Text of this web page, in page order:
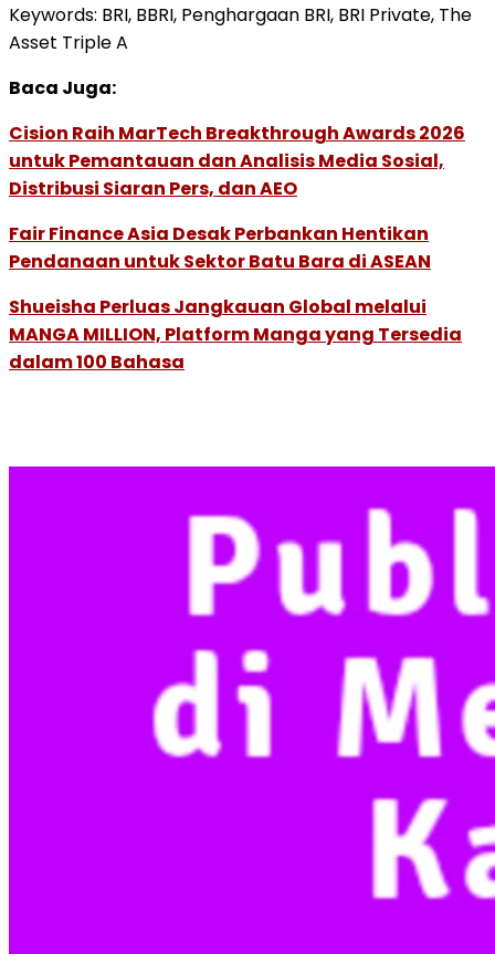
Keywords: BRI, BBRI, Penghargaan BRI, BRI Private, The
Asset Triple A
Baca Juga:
Cision Raih MarTech Breakthrough Awards 2026
untuk Pemantauan dan Analisis Media Sosial,
Distribusi Siaran Pers, dan AEO
Fair Finance Asia Desak Perbankan Hentikan
Pendanaan untuk Sektor Batu Bara di ASEAN
Shueisha Perluas Jangkauan Global melalui
MANGA MILLION, Platform Manga yang Tersedia
dalam 100 Bahasa